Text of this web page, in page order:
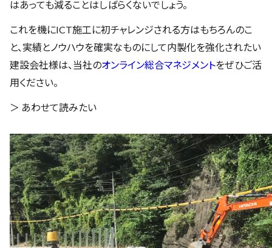
はあっても減ることはしばらくないでしょう。
これを機にICT施工に初チャレンジされる方はもちろんのこ
と、実績とノウハウを確実なものにして内製化を強化されたい
建設会社様は、当社のオンライン総合マネジメントをぜひご活
用ください。
＞ あわせて読みたい